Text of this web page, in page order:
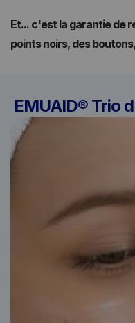
Et... c'est la garantie de
points noirs, des
EMUAID® Trio